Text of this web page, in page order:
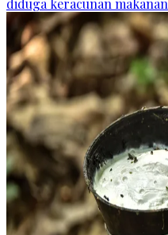
diduga keracunan makanan